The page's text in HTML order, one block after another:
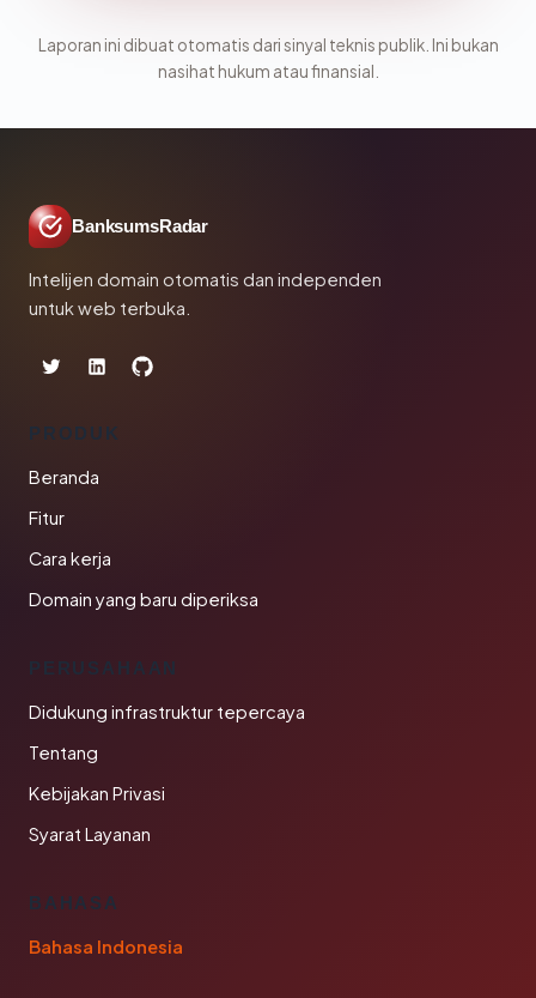
Laporan ini dibuat otomatis dari sinyal teknis publik. Ini bukan
nasihat hukum atau finansial.
BanksumsRadar
Intelijen domain otomatis dan independen
untuk web terbuka.
PRODUK
Beranda
Fitur
Cara kerja
Domain yang baru diperiksa
PERUSAHAAN
Didukung infrastruktur tepercaya
Tentang
Kebijakan Privasi
Syarat Layanan
BAHASA
Bahasa Indonesia